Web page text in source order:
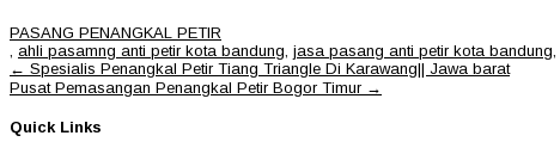
PASANG PENANGKAL PETIR
ahli pasamng anti petir kota bandung jasa pasang anti petir kota bandung
Post
navigation
← Spesialis Penangkal Petir Tiang Triangle Di Karawang|| Jawa barat
Pusat Pemasangan Penangkal Petir Bogor Timur →
Quick Links